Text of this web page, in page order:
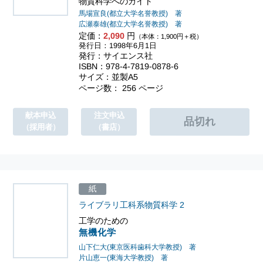
馬場宣良(都立大学名誉教授) 著
広瀬泰雄(都立大学名誉教授) 著
定価：2,090 円 （本体：1,900円＋税）
発行日：1998年6月1日
発行：サイエンス社
ISBN：978-4-7819-0878-6
サイズ：並製A5
ページ数： 256 ページ
献本申込
（採用者）
注文申込
（書店）
工学のための
無機化学
ライブラリ工科系物質科学 2
山下仁大(東京医科歯科大学教授) 著
片山恵一(東海大学教授) 著
紙